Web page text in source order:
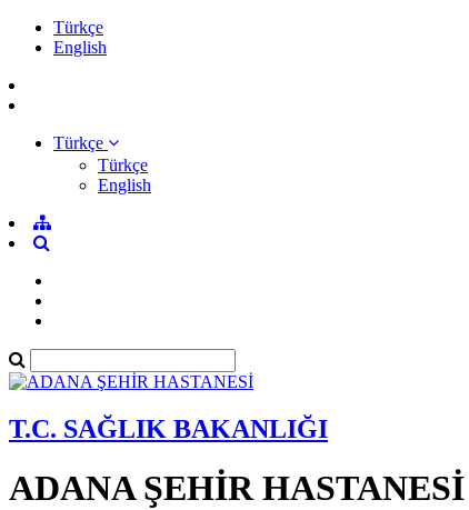
Türkçe
English
Türkçe
Türkçe
English
T.C. SAĞLIK BAKANLIĞI
ADANA ŞEHİR HASTANESİ